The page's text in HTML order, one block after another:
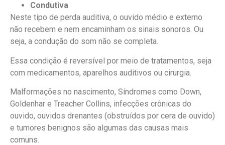
Condutiva
Neste tipo de perda auditiva, o ouvido médio e externo
não recebem e nem encaminham os sinais sonoros. Ou
seja, a condução do som não se completa.
Essa condição é reversível por meio de tratamentos, seja
com medicamentos, aparelhos auditivos ou cirurgia.
Malformações no nascimento, Síndromes como Down,
Goldenhar e Treacher Collins, infecções crônicas do
ouvido, ouvidos drenantes (obstruídos por cera de ouvido)
e tumores benignos são algumas das causas mais
comuns.